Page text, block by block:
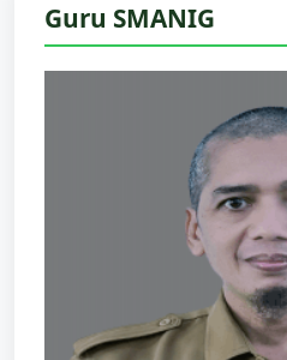
Guru SMANIG